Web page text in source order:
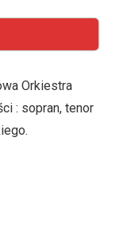
Orkiestra
: sopran, tenor